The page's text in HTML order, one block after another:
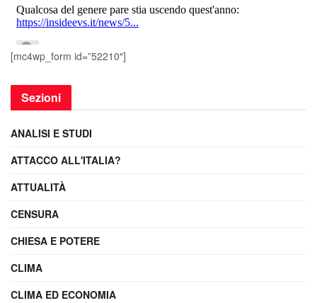
[mc4wp_form id=”52210″]
Sezioni
ANALISI E STUDI
ATTACCO ALL'ITALIA?
ATTUALITÀ
CENSURA
CHIESA E POTERE
CLIMA
CLIMA ED ECONOMIA